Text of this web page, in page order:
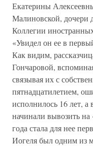
Екатерины
Малиновской, дочери
Коллегии
«Увидел он ее в
Как видим,
Гончаровой,
связывая их с
пятнадцатилетием,
исполнилось 16 лет, а
начинали вывозить
года стала для нее
Иогеля был одним из